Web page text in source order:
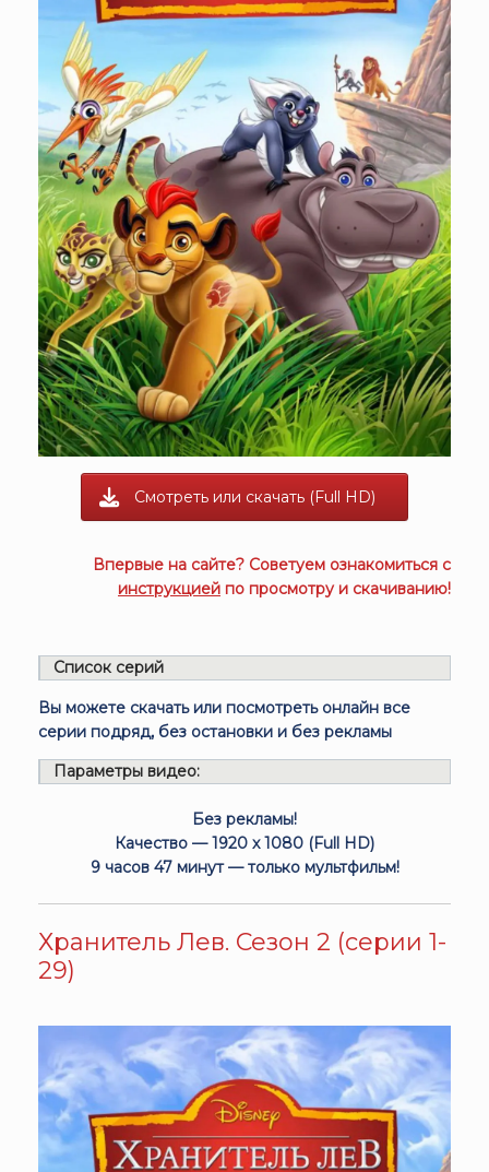
Смотреть или скачать (Full HD)
Впервые на сайте? Советуем ознакомиться с
инструкцией по просмотру и скачиванию!
Список серий
Вы можете скачать или посмотреть онлайн все
серии подряд, без остановки и без рекламы
Параметры видео:
Без рекламы!
Качество — 1920 x 1080 (Full HD)
9 часов 47 минут — только мультфильм!
Хранитель Лев. Сезон 2 (серии 1-
29)